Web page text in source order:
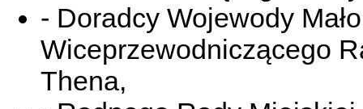
- Doradcy Wojewody
Wiceprzewodniczącego
Thena,